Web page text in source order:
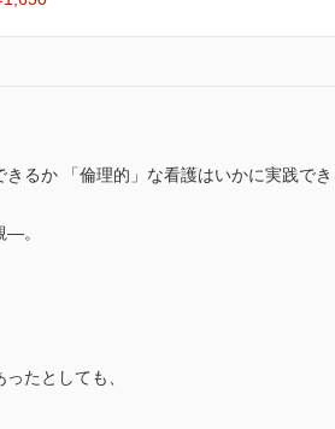
るか 「倫理的」な看護はいかに実践で
―。
たとしても、